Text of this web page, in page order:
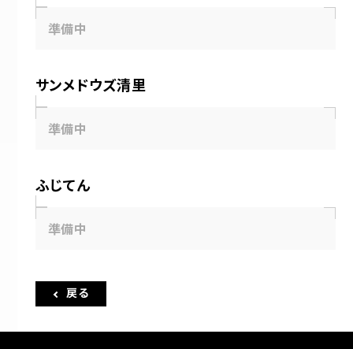
準備中
サンメドウズ清里
準備中
ふじてん
準備中